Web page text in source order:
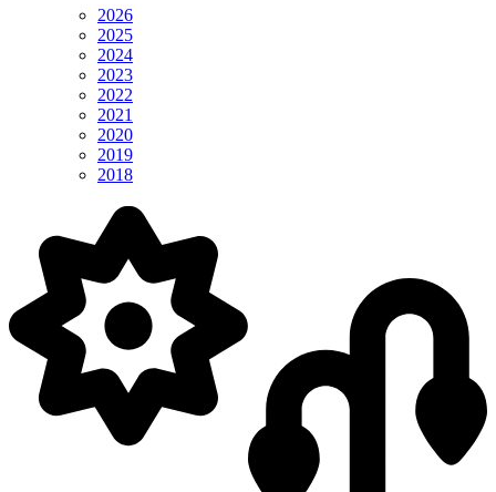
2026
2025
2024
2023
2022
2021
2020
2019
2018